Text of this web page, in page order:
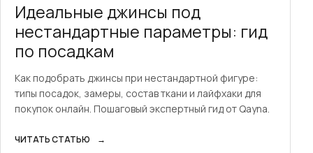
Идеальные джинсы под
нестандартные параметры: гид
по посадкам
Как подобрать джинсы при нестандартной фигуре:
типы посадок, замеры, состав ткани и лайфхаки для
покупок онлайн. Пошаговый экспертный гид от Qayna.
ЧИТАТЬ СТАТЬЮ →